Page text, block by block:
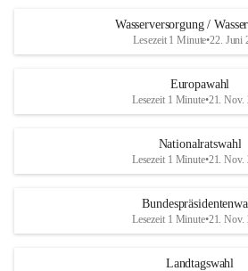
Wasserversorgung /
Lesezeit 1 Minute•22. Juni
Europawahl
Lesezeit 1 Minute•21. Nov.
Nationalratswahl
Lesezeit 1 Minute•21. Nov.
Lesezeit 1 Minute•21. Nov.
Landtagswahl